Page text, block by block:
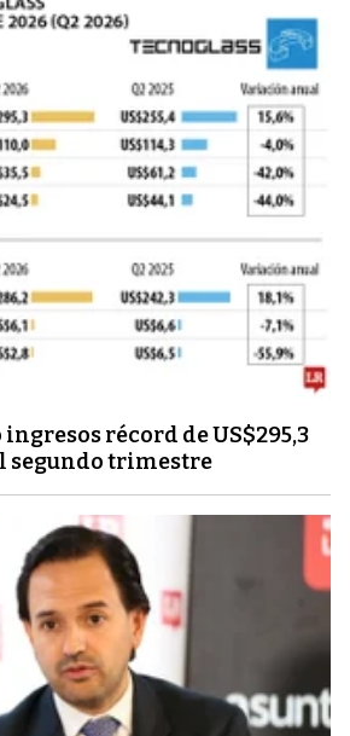
récord de US$295,3
segundo trimestre